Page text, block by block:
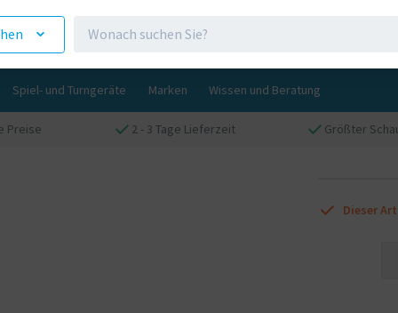
Spiel- und Turngeräte Marken Wissen und Beratung
Preise 2 - 3 Tage Lieferzeit Größter
Dieser